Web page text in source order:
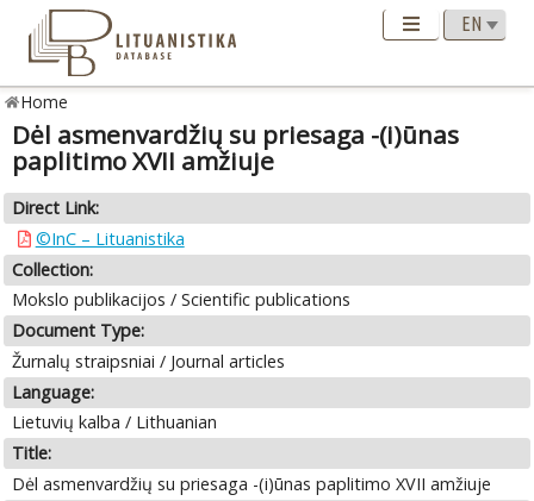
Home
Dėl asmenvardžių su priesaga -(i)ūnas
paplitimo XVII amžiuje
Direct Link:
©InC – Lituanistika
Collection:
Mokslo publikacijos / Scientific publications
Document Type:
Žurnalų straipsniai / Journal articles
Language:
Lietuvių kalba / Lithuanian
Title:
Dėl asmenvardžių su priesaga -(i)ūnas paplitimo XVII amžiuje